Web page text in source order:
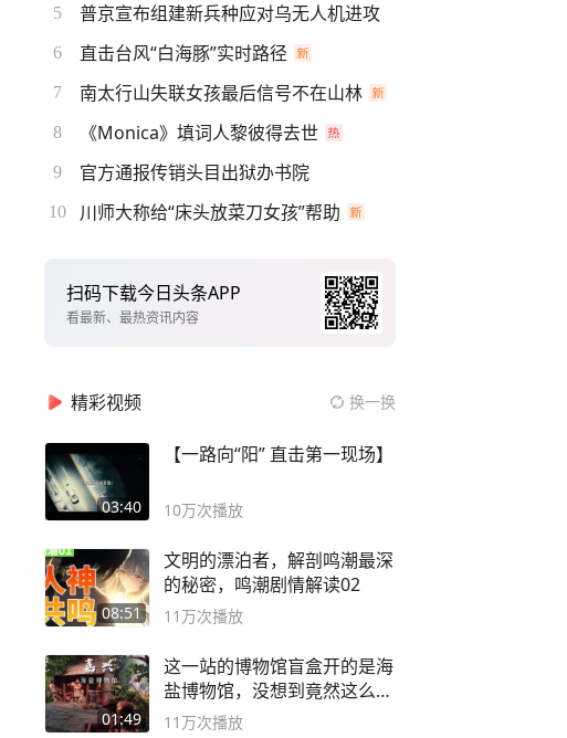
5 普京宣布组建新兵种应对乌无人机进攻
6 直击台风“白海豚”实时路径
7 南太行山失联女孩最后信号不在山林
8 《Monica》填词人黎彼得去世
9 官方通报传销头目出狱办书院
10 川师大称给“床头放菜刀女孩”帮助
扫码下载今日头条APP
看最新、最热资讯内容
精彩视频 换一换
03:40
【一路向“阳” 直击第一现场】
10万次播放
08:51
文明的漂泊者，解剖鸣潮最深
的秘密，鸣潮剧情解读02
11万次播放
01:49
这一站的博物馆盲盒开的是海
盐博物馆，没想到竟然这么好
逛！
11万次播放